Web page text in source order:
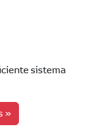
sistema
»